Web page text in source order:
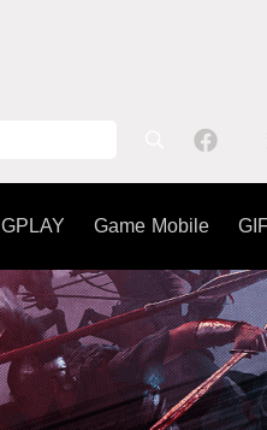
GPLAY Game Mobile